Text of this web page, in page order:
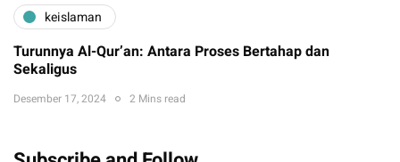
keislaman
Turunnya Al-Qur’an: Antara Proses Bertahap dan
Sekaligus
Desember 17, 2024 2 Mins read